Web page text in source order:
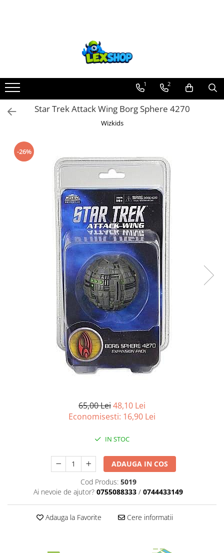
Board Games
Extensii boardgames
Card Games (jocuri cu carti)
Jocuri pentru toata familia
Party Games (jocuri de petrecere)
Jocuri pentru copii
Puzzle-uri logice
Jocuri cu miniaturi
Final Girl - solo game
Miniaturi Arkham Horror
Miniaturi HEROCLIX
Accesorii pentru boardgames
Protectii carti (Sleeves)
Deck Boxes/Cutii pentru carti
Portofolii/ Clasoare pentru carti
The Army Painter
Tricouri
1 2
Star Trek Attack Wing Borg Sphere 4270
Wizkids
-26%
65,00 Lei48,10 Lei
Economisesti: 16,90 Lei
IN STOC
ADAUGA IN COS
Cod Produs: 5019
Ai nevoie de ajutor? 0755088333 / 0744433149
Adauga la Favorite Cere informatii